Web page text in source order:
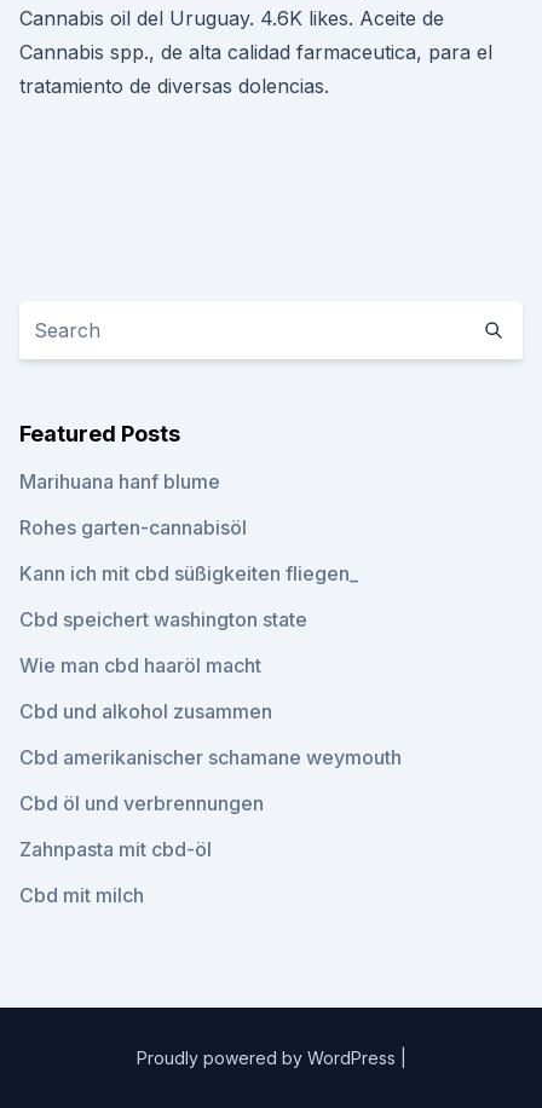
Cannabis oil del Uruguay. 4.6K likes. Aceite de
Cannabis spp., de alta calidad farmaceutica, para el
tratamiento de diversas dolencias.
Featured Posts
Marihuana hanf blume
Rohes garten-cannabisöl
Kann ich mit cbd süßigkeiten fliegen_
Cbd speichert washington state
Wie man cbd haaröl macht
Cbd und alkohol zusammen
Cbd amerikanischer schamane weymouth
Cbd öl und verbrennungen
Zahnpasta mit cbd-öl
Cbd mit milch
Proudly powered by WordPress